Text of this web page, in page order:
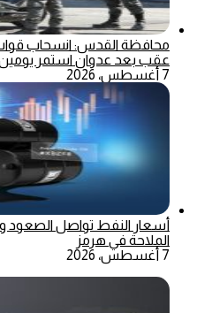
محافظة القدس: انسحاب قوات
عقب بعد عدوان استمر
7 أغسطس، 2026
أسعار النفط تواصل
الملاحة في هرمز
7 أغسطس، 2026